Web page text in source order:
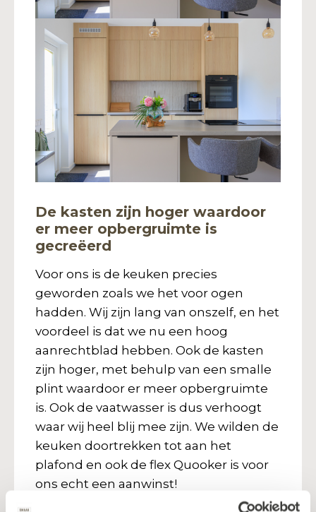
De kasten zijn hoger waardoor
er meer opbergruimte is
gecreëerd
Voor ons is de keuken precies
geworden zoals we het voor ogen
hadden. Wij zijn lang van onszelf, en het
voordeel is dat we nu een hoog
aanrechtblad hebben. Ook de kasten
zijn hoger, met behulp van een smalle
plint waardoor er meer opbergruimte
is. Ook de vaatwasser is dus verhoogt
waar wij heel blij mee zijn. We wilden de
keuken doortrekken tot aan het
plafond en ook de flex Quooker is voor
ons echt een aanwinst!